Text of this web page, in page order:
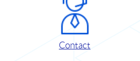
Contact